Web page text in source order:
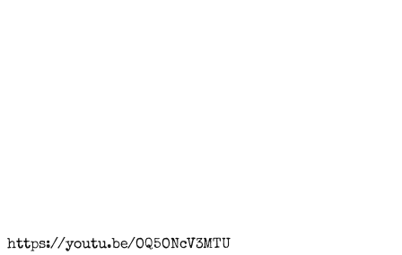
https://youtu.be/OQ5ONcV3MTU